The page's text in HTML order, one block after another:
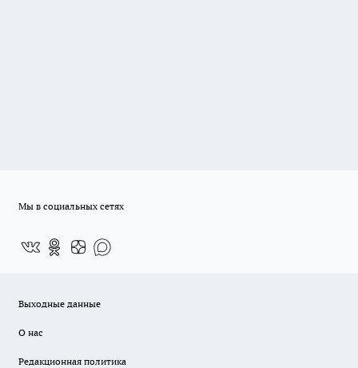
Мы в социальных сетях
Выходные данные
О нас
Редакционная политика